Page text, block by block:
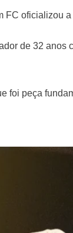
FC oficializou
de 32 anos
foi peça